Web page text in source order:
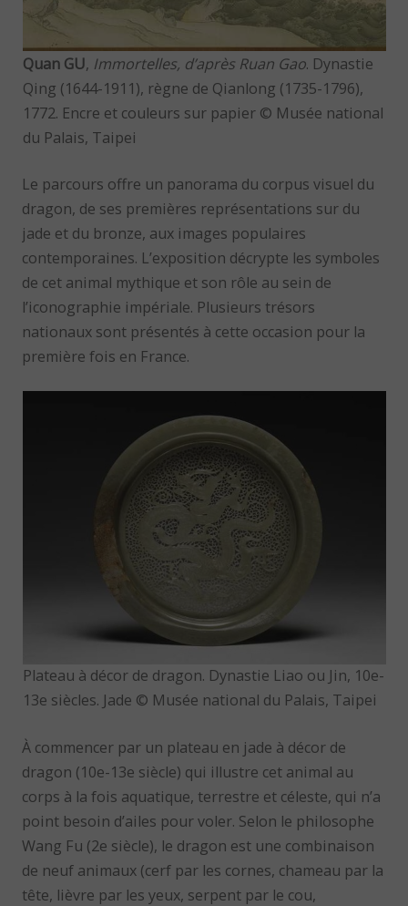
Quan GU, Immortelles, d’après Ruan Gao. Dynastie
Qing (1644-1911), règne de Qianlong (1735-1796),
1772. Encre et couleurs sur papier © Musée national
du Palais, Taipei
Le parcours offre un panorama du corpus visuel du
dragon, de ses premières représentations sur du
jade et du bronze, aux images populaires
contemporaines. L’exposition décrypte les symboles
de cet animal mythique et son rôle au sein de
l’iconographie impériale. Plusieurs trésors
nationaux sont présentés à cette occasion pour la
première fois en France.
Plateau à décor de dragon. Dynastie Liao ou Jin, 10e-
13e siècles. Jade © Musée national du Palais, Taipei
À commencer par un plateau en jade à décor de
dragon (10e-13e siècle) qui illustre cet animal au
corps à la fois aquatique, terrestre et céleste, qui n’a
point besoin d’ailes pour voler. Selon le philosophe
Wang Fu (2e siècle), le dragon est une combinaison
de neuf animaux (cerf par les cornes, chameau par la
tête, lièvre par les yeux, serpent par le cou,